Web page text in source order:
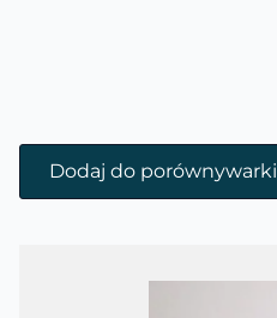
Dodaj do porównywarki